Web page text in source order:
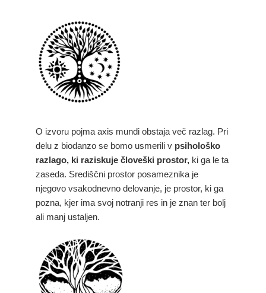
O izvoru pojma axis mundi obstaja več razlag. Pri
delu z biodanzo se bomo usmerili v psihološko
razlago, ki raziskuje človeški prostor, ki ga le ta
zaseda. Središčni prostor posameznika je
njegovo vsakodnevno delovanje, je prostor, ki ga
pozna, kjer ima svoj notranji res in je znan ter bolj
ali manj ustaljen.